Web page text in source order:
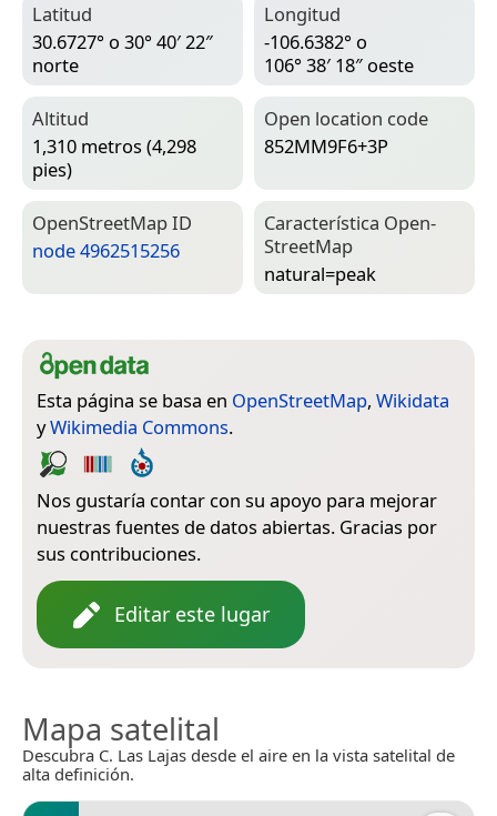
Latitud
30.6727° o 30° 40′ 22″
norte
Longitud
-106.6382° o
106° 38′ 18″ oeste
Altitud
1,310 metros (4,298
pies)
Open location code
852MM9F6+3P
Open­Street­Map ID
node 4962515256
Característica Open­
Street­Map
natural=­peak
Esta página se basa en OpenStreetMap, Wikidata
yWikimedia Commons.
Nos gustaría contar con su apoyo para mejorar
nuestras fuentes de datos abiertas. Gracias por
sus contribuciones.
Editar este lugar
Mapa satelital
Descubra C. Las Lajas desde el aire en la vista satelital de
alta definición.